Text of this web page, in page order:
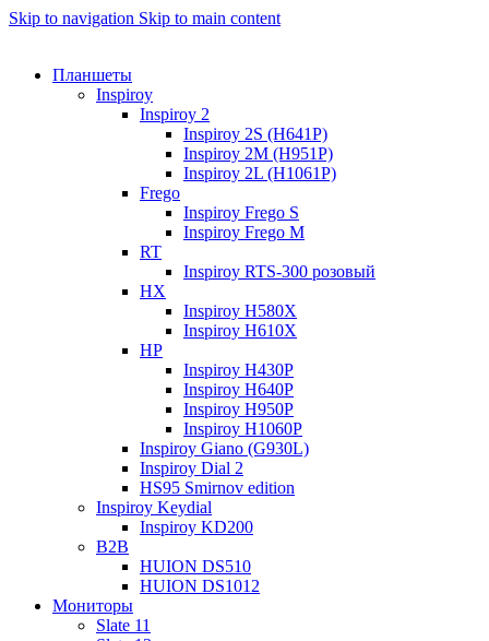
Skip to navigation Skip to main content
Планшеты
Inspiroy
Inspiroy 2
Inspiroy 2S (H641P)
Inspiroy 2M (H951P)
Inspiroy 2L (H1061P)
Frego
Inspiroy Frego S
Inspiroy Frego M
RT
Inspiroy RTS-300 розовый
HX
Inspiroy H580X
Inspiroy H610X
HP
Inspiroy H430P
Inspiroy H640P
Inspiroy H950P
Inspiroy H1060P
Inspiroy Giano (G930L)
Inspiroy Dial 2
HS95 Smirnov edition
Inspiroy Keydial
Inspiroy KD200
B2B
HUION DS510
HUION DS1012
Мониторы
Slate 11